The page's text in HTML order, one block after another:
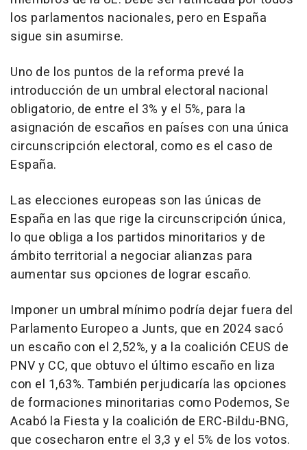
los parlamentos nacionales, pero en España
sigue sin asumirse.
Uno de los puntos de la reforma prevé la
introducción de un umbral electoral nacional
obligatorio, de entre el 3% y el 5%, para la
asignación de escaños en países con una única
circunscripción electoral, como es el caso de
España.
Las elecciones europeas son las únicas de
España en las que rige la circunscripción única,
lo que obliga a los partidos minoritarios y de
ámbito territorial a negociar alianzas para
aumentar sus opciones de lograr escaño.
Imponer un umbral mínimo podría dejar fuera del
Parlamento Europeo a Junts, que en 2024 sacó
un escaño con el 2,52%, y a la coalición CEUS de
PNV y CC, que obtuvo el último escaño en liza
con el 1,63%. También perjudicaría las opciones
de formaciones minoritarias como Podemos, Se
Acabó la Fiesta y la coalición de ERC-Bildu-BNG,
que cosecharon entre el 3,3 y el 5% de los votos.